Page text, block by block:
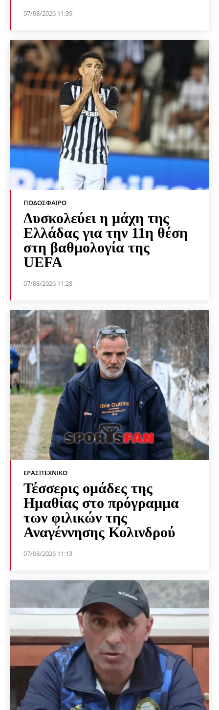
07/08/2026 11:39
ΠΟΔΌΣΦΑΙΡΟ
Δυσκολεύει η μάχη της
Ελλάδας για την 11η θέση
στη βαθμολογία της
UEFA
07/08/2026 11:28
ΕΡΑΣΙΤΕΧΝΙΚΟ
Τέσσερις ομάδες της
Ημαθίας στο πρόγραμμα
των φιλικών της
Αναγέννησης Κολινδρού
07/08/2026 11:13